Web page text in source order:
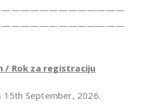
/ Rok za registraciju
September, 2026.